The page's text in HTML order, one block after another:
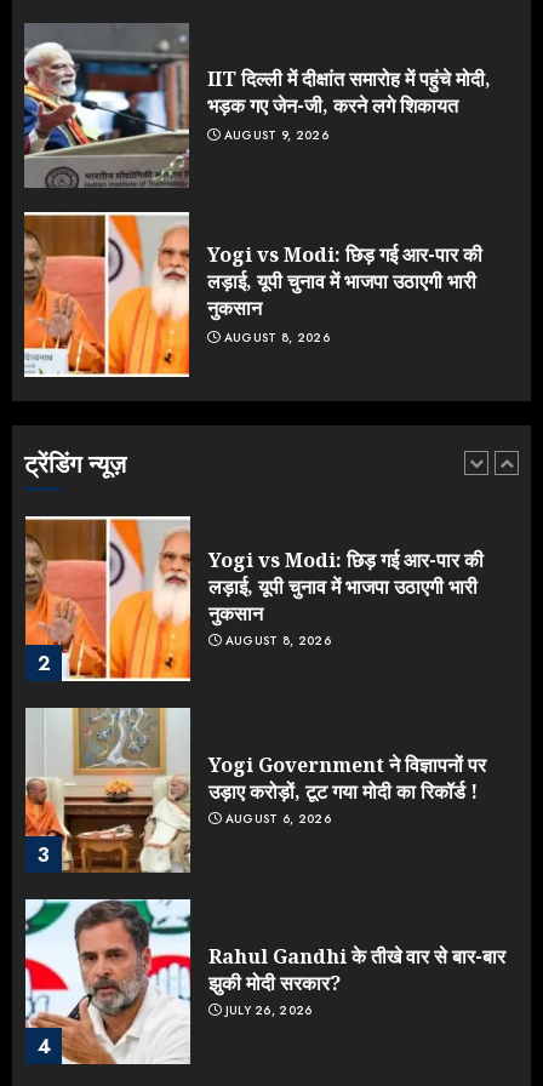
IIT दिल्ली में दीक्षांत समारोह में पहुंचे मोदी,
भड़क गए जेन-जी, करने लगे शिकायत
AUGUST 9, 2026
Yogi vs Modi: छिड़ गई आर-पार की
लड़ाई, यूपी चुनाव में भाजपा उठाएगी भारी
नुकसान
AUGUST 8, 2026
ट्रेंडिंग न्यूज़
4
5
JULY 24, 2026
1
भड़क गए जेन-जी, करने लगे शिकायत
2
Yogi vs Modi: छिड़ गई आर-पार की
लड़ाई, यूपी चुनाव में भाजपा उठाएगी भारी
नुकसान
AUGUST 8, 2026
3
Yogi Government ने विज्ञापनों पर
उड़ाए करोड़ों, टूट गया मोदी का रिकॉर्ड !
AUGUST 6, 2026
4
Rahul Gandhi के तीखे वार से बार-बार
झुकी मोदी सरकार?
JULY 26, 2026